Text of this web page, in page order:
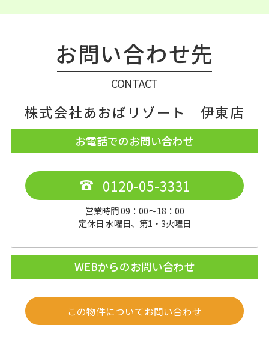
お問い合わせ先
CONTACT
株式会社あおばリゾート 伊東店
お電話でのお問い合わせ
0120-05-3331
営業時間 09：00～18：00
定休日 水曜日、第1・3火曜日
WEBからのお問い合わせ
この物件についてお問い合わせ